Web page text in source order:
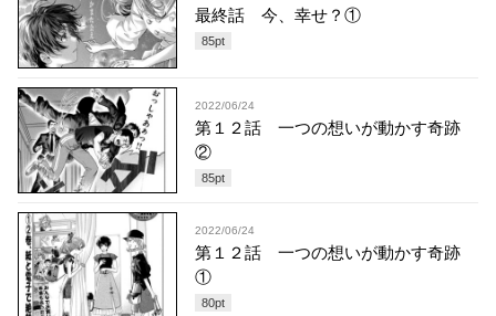
最終話 今、幸せ？①
85pt
2022/06/24
第１２話 一つの想いが動かす奇跡
②
85pt
2022/06/24
第１２話 一つの想いが動かす奇跡
①
80pt